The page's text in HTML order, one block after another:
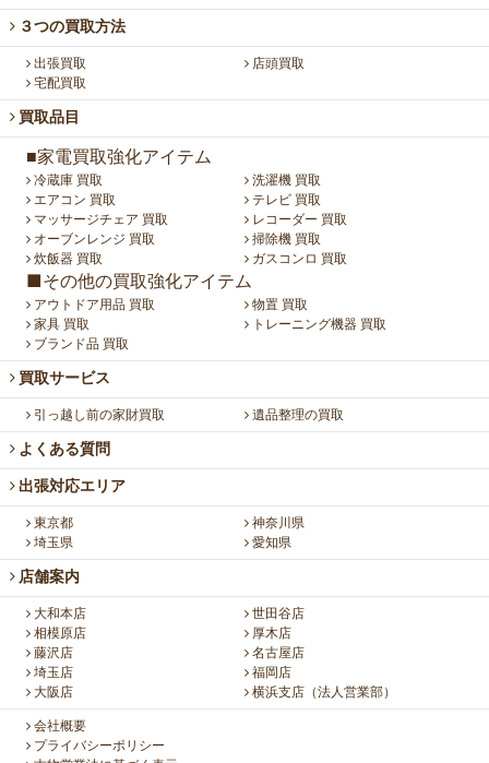
３つの買取方法
出張買取
店頭買取
宅配買取
買取品目
■家電買取強化アイテム
冷蔵庫 買取
洗濯機 買取
エアコン 買取
テレビ 買取
マッサージチェア 買取
レコーダー 買取
オーブンレンジ 買取
掃除機 買取
炊飯器 買取
ガスコンロ 買取
■その他の買取強化アイテム
アウトドア用品 買取
物置 買取
家具 買取
トレーニング機器 買取
ブランド品 買取
買取サービス
引っ越し前の家財買取 遺品整理の買取
よくある質問
出張対応エリア
東京都
神奈川県
埼玉県
愛知県
店舗案内
大和本店
世田谷店
相模原店
厚木店
藤沢店
名古屋店
埼玉店
福岡店
大阪店
横浜支店（法人営業部）
会社概要
プライバシーポリシー